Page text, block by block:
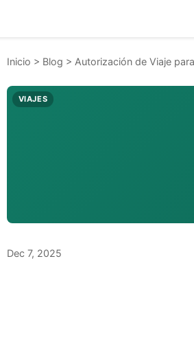
Inicio > Blog > Autorización de Viaje
VIAJES
Dec 7, 2025